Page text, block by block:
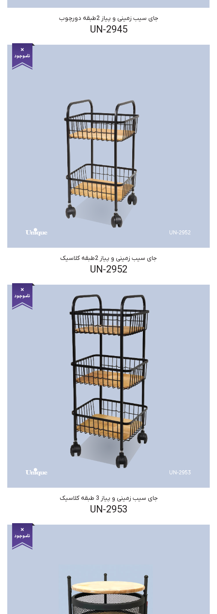
جای سیب زمینی و پیاز 2طبقه دورچوب
UN-2945
جای سیب زمینی و پیاز 2طبقه کلاسیک
UN-2952
جای سیب زمینی و پیاز 3 طبقه کلاسیک
UN-2953